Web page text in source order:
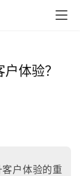
体验？
户体验的重